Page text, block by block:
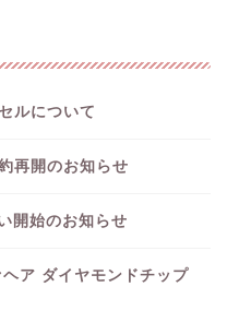
ルについて
再開のお知らせ
開始のお知らせ
ア ダイヤモンドチップ